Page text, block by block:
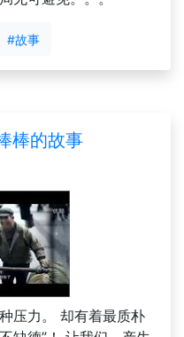
#故事
棒的故事
压力。 却有着最质朴